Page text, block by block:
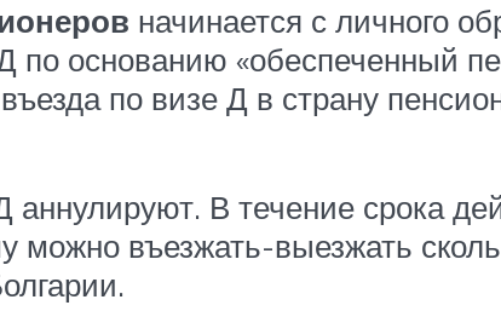
начинается с личного
по основанию «обеспеченный
по визе Д в страну
В течение срока
въезжать-выезжать